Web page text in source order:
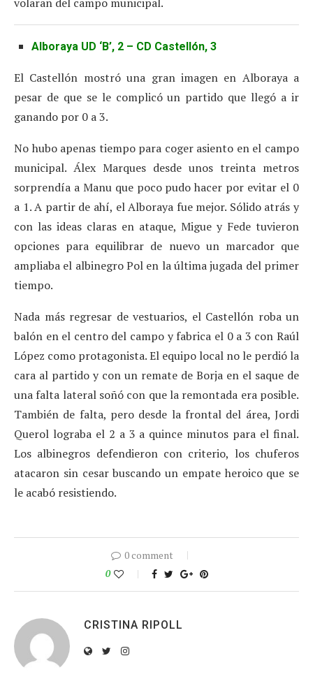
Alboraya UD ‘B’, 2 – CD Castellón, 3
El Castellón mostró una gran imagen en Alboraya a
pesar de que se le complicó un partido que llegó a ir
ganando por 0 a 3.
No hubo apenas tiempo para coger asiento en el campo
municipal. Álex Marques desde unos treinta metros
sorprendía a Manu que poco pudo hacer por evitar el 0
a 1. A partir de ahí, el Alboraya fue mejor. Sólido atrás y
con las ideas claras en ataque, Migue y Fede tuvieron
opciones para equilibrar de nuevo un marcador que
ampliaba el albinegro Pol en la última jugada del primer
tiempo.
Nada más regresar de vestuarios, el Castellón roba un
balón en el centro del campo y fabrica el 0 a 3 con Raúl
López como protagonista. El equipo local no le perdió la
cara al partido y con un remate de Borja en el saque de
una falta lateral soñó con que la remontada era posible.
También de falta, pero desde la frontal del área, Jordi
Querol lograba el 2 a 3 a quince minutos para el final.
Los albinegros defendieron con criterio, los chuferos
atacaron sin cesar buscando un empate heroico que se
le acabó resistiendo.
0 comment
0
CRISTINA RIPOLL